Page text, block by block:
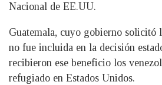
Nacional de EE.UU.
Guatemala, cuyo gobierno solicitó
no fue incluida en la decisión
recibieron ese beneficio los
refugiado en Estados Unidos.